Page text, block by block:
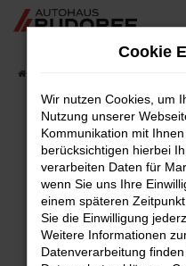
Zum
Fehler:
Beim Laden ist ein
Hier sind ein paar
Überprüfe deine
Cookie
Wir nutzen Cookies, um
Nutzung unserer
Kommunikation mit
berücksichtigen hierbei
verarbeiten Daten für
wenn Sie uns Ihre
einem späteren
Sie die Einwilligung
Weitere Informationen
Datenverarbeitung